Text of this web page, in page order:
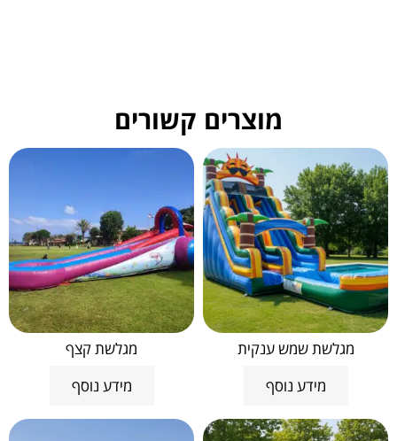
מוצרים קשורים
מגלשת שמש ענקית
מידע נוסף
מגלשת קצף
מידע נוסף